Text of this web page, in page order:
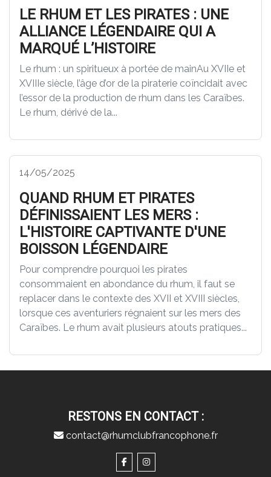
LE RHUM ET LES PIRATES : UNE
ALLIANCE LÉGENDAIRE QUI A
MARQUÉ L’HISTOIRE
Le rhum : un spiritueux à portée de mainAu XVIIe et
XVIIIe siècle, l’âge d’or de la piraterie coïncidait avec
l’essor de la production de rhum dans les Caraïbes.
Le rhum, dérivé de la...
14/05/2025
QUAND RHUM ET PIRATES
DÉFINISSAIENT LES MERS :
L'HISTOIRE CAPTIVANTE D'UNE
BOISSON LÉGENDAIRE
Pour comprendre pourquoi les pirates
consommaient en abondance du rhum, il faut se
replacer dans le contexte des XVII et XVIII siècles,
lorsque ces aventuriers régnaient sur les mers des
Caraïbes. Le rhum avait plusieurs atouts pratiques...
RESTONS EN CONTACT :
contact@rhumclubfrancophone.fr